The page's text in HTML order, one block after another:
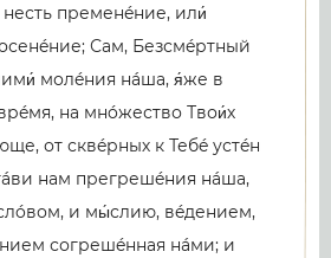
пременéние, или́
Сам, Безсмéртный
молéния нáша, я́же в
на мнóжество Твои́х
от сквéрных к Тебé устéн
нам прегрешéния нáша,
и мы́слию, вéдением,
согрешéнная нáми; и